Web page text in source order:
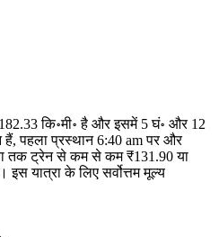
कि॰मी॰ है और इसमें 5 घं॰ और 12
हैं, पहला प्रस्थान 6:40 am पर और
तक ट्रेन से कम से कम ₹131.90 या
यात्रा के लिए सर्वोत्तम मूल्य